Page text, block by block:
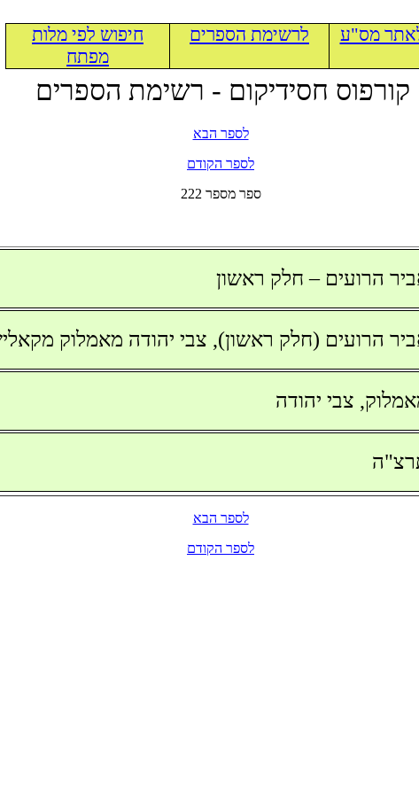
מס"ע לרשימת הספרים
חיפוש לפי מלות
מפתח
קורפוס חסידיקום - רשימת הספרים
לספר הבא
לספר הקודם
222 ספר מספר
הרועים – חלק ראשון
הרועים (חלק ראשון), צבי יהודה מאמלוק
צבי יהודה
לספר הבא
לספר הקודם